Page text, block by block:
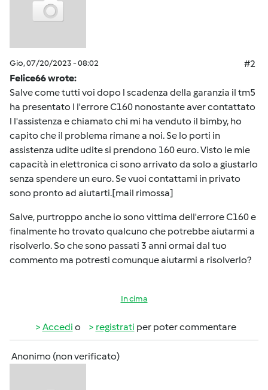
Gio, 07/20/2023 - 08:02
#2
Felice66 wrote:
Salve come tutti voi dopo l scadenza della garanzia il tm5
ha presentato l l'errore C160 nonostante aver contattato
l l'assistenza e chiamato chi mi ha venduto il bimby, ho
capito che il problema rimane a noi. Se lo porti in
assistenza udite udite si prendono 160 euro. Visto le mie
capacità in elettronica ci sono arrivato da solo a giustarlo
senza spendere un euro. Se vuoi contattami in privato
sono pronto ad aiutarti.[mail rimossa]
Salve, purtroppo anche io sono vittima dell'errore C160 e
finalmente ho trovato qualcuno che potrebbe aiutarmi a
risolverlo. So che sono passati 3 anni ormai dal tuo
commento ma potresti comunque aiutarmi a risolverlo?
In cima
Accedi o registrati per poter commentare
Anonimo (non verificato)